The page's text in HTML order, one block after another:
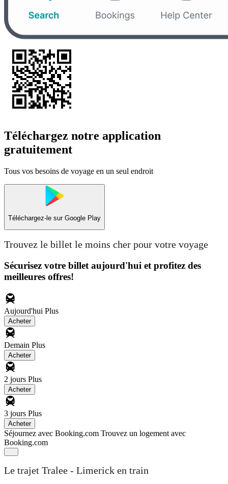
Téléchargez notre application
gratuitement
Tous vos besoins de voyage en un seul endroit
Téléchargez-le sur Google Play
Trouvez le billet le moins cher pour votre voyage
Sécurisez votre billet aujourd'hui et profitez des
meilleures offres!
Aujourd'hui Plus
Acheter
Demain Plus
Acheter
2 jours Plus
Acheter
3 jours Plus
Acheter
Séjournez avec Booking.com Trouvez un logement avec
Booking.com
Le trajet Tralee - Limerick en train